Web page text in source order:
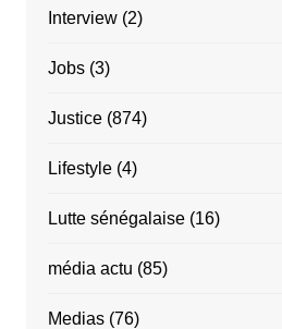
Interview(2)
Jobs(3)
Justice(874)
Lifestyle(4)
Lutte sénégalaise(16)
média actu (85)
Medias(76)